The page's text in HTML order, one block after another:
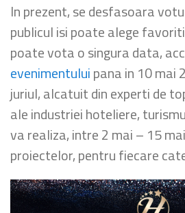
In prezent, se desfasoara
publicul isi poate alege
poate vota o singura data,
evenimentuluipana in 10 mai
juriul, alcatuit din experti de
ale industriei hoteliere,
va realiza, intre 2 mai – 15
proiectelor, pentru fiecare